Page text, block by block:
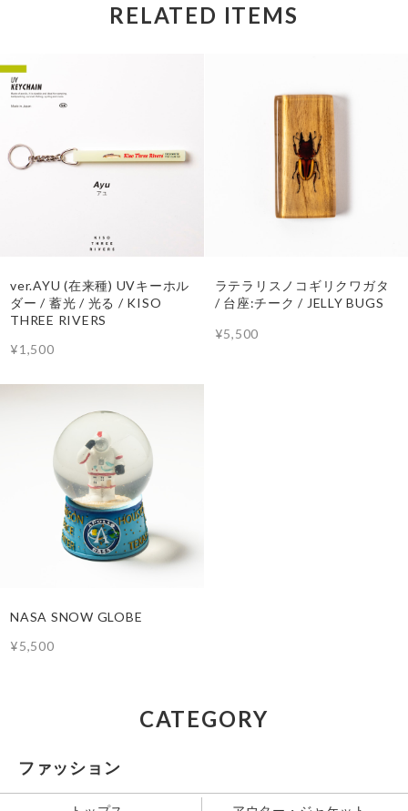
RELATED ITEMS
ver.AYU (在来種) UVキーホル
ダー / 蓄光 / 光る / KISO
THREE RIVERS
¥1,500
ラテラリスノコギリクワガタ
/ 台座:チーク / JELLY BUGS
¥5,500
NASA SNOW GLOBE
¥5,500
CATEGORY
ファッション